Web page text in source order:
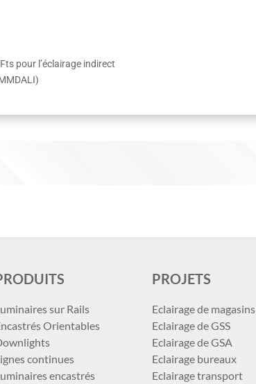
pour l’éclairage indirect
sur Rails
Orientables
continues
encastrés
PROJETS
Eclairage de magasins
Eclairage de GSS
Eclairage de GSA
Eclairage bureaux
Eclairage transport